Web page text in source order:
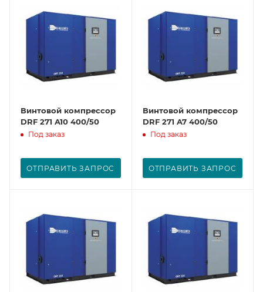
Винтовой компрессор
DRF 271 A10 400/50
Под заказ
ОТПРАВИТЬ ЗАПРОС
Винтовой компрессор
DRF 271 A7 400/50
Под заказ
ОТПРАВИТЬ ЗАПРОС